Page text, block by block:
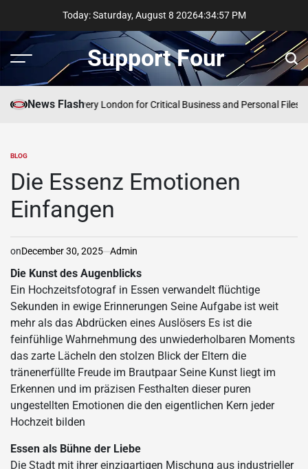
content
Today: Saturday, August 8 20264:34:58 PM
Menu Support Four
News Flash
Data Recovery London for Critical Business and Personal Files
POSTED
BLOG
Die Essenz Emotionen
Einfangen
onDecember 30, 2025 Admin
Die Kunst des Augenblicks
Ein Hochzeitsfotograf in Essen verwandelt flüchtige
Sekunden in ewige Erinnerungen Seine Aufgabe ist weit
mehr als das Abdrücken eines Auslösers Es ist die
feinfühlige Wahrnehmung des unwiederholbaren Moments
das zarte Lächeln den stolzen Blick der Eltern die
tränenerfüllte Freude im Brautpaar Seine Kunst liegt im
Erkennen und im präzisen Festhalten dieser puren
ungestellten Emotionen die den eigentlichen Kern jeder
Hochzeit bilden
Essen als Bühne der Liebe
Die Stadt mit ihrer einzigartigen Mischung aus industrieller